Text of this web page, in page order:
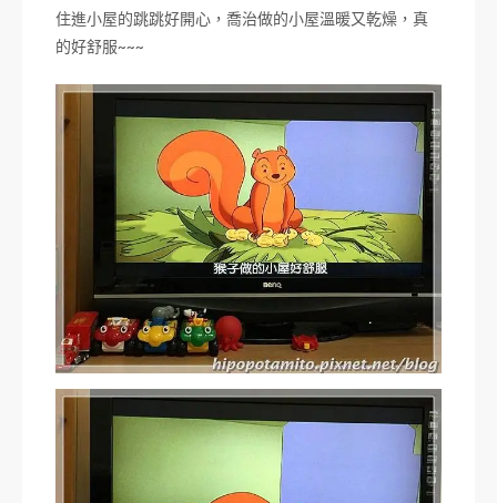
住進小屋的跳跳好開心，喬治做的小屋溫暖又乾燥，真
的好舒服~~~